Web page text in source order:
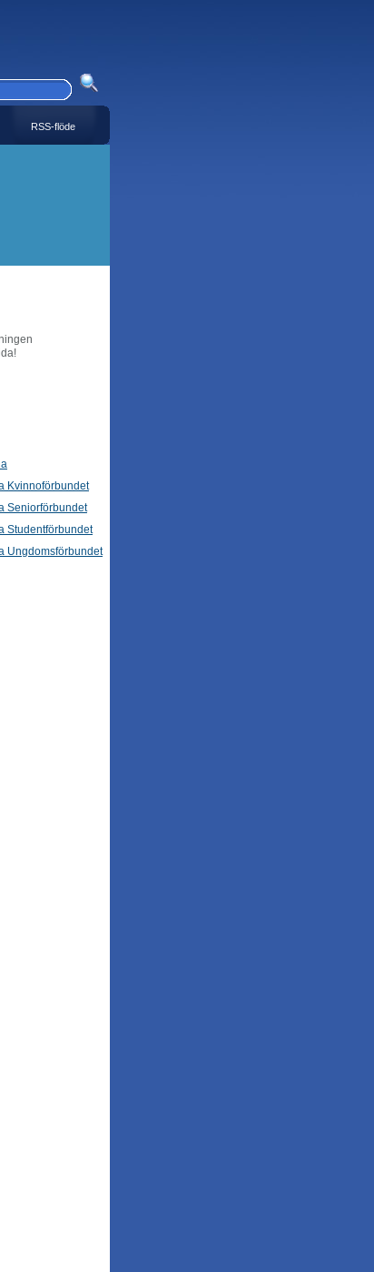
RSS-flöde
Kvinnoförbundet
Seniorförbundet
Studentförbundet
Ungdomsförbundet